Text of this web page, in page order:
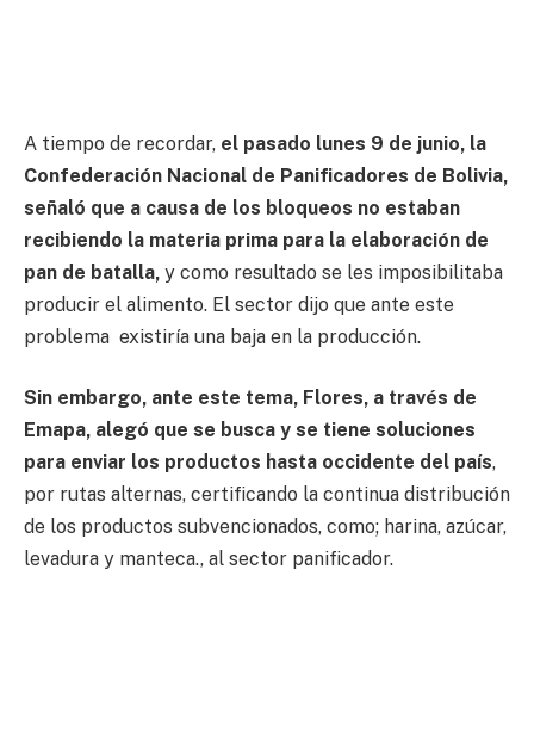
A tiempo de recordar, el pasado lunes 9 de junio, la
Confederación Nacional de Panificadores de Bolivia,
señaló que a causa de los bloqueos no estaban
recibiendo la materia prima para la elaboración de
pan de batalla, y como resultado se les imposibilitaba
producir el alimento. El sector dijo que ante este
problema existiría una baja en la producción.
Sin embargo, ante este tema, Flores, a través de
Emapa, alegó que se busca y se tiene soluciones
para enviar los productos hasta occidente del país,
por rutas alternas, certificando la continua distribución
de los productos subvencionados, como; harina, azúcar,
levadura y manteca., al sector panificador.